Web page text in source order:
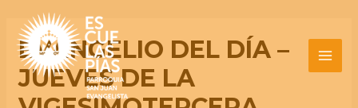
content
EVANGELIO DEL DÍA –
JUEVES DE LA
Post
navigation